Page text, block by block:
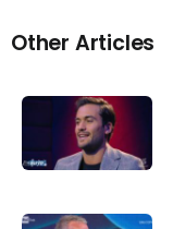
Other Articles